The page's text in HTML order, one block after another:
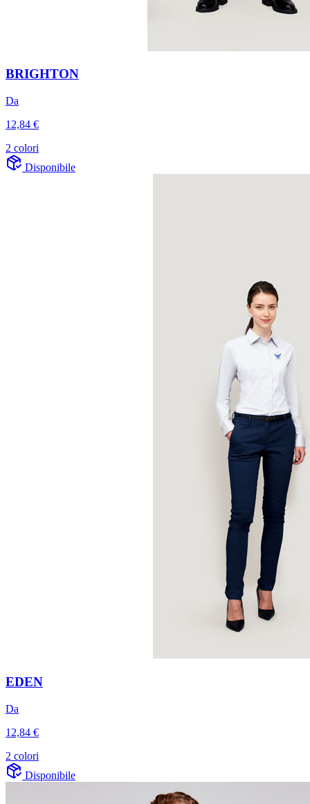
BRIGHTON
Da
12,84 €
2 colori
Disponibile
EDEN
Da
12,84 €
2 colori
Disponibile